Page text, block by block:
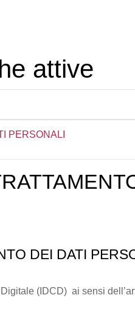
attive
PERSONALI
DEI DATI
(IDCD) ai sensi